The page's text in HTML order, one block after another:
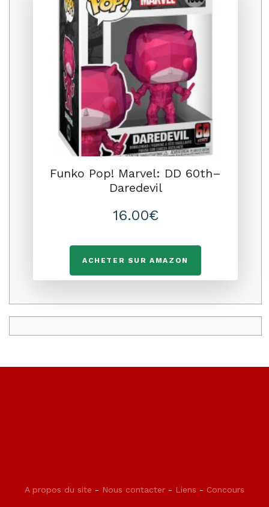
Funko Pop! Marvel: DD 60th–
Daredevil
16.00€
ACHETER SUR AMAZON
A propos du site - Nous contacter - Liens - Concours